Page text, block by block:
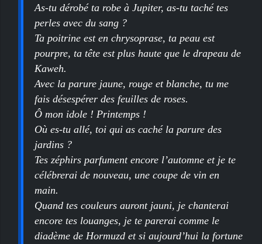
As-tu dérobé ta robe à Jupiter, as-tu taché tes
perles avec du sang ?
Ta poitrine est en chrysoprase, ta peau est
pourpre, ta tête est plus haute que le drapeau de
Kaweh.
Avec la parure jaune, rouge et blanche, tu me
fais désespérer des feuilles de roses.
Ô mon idole ! Printemps !
Où es-tu allé, toi qui as caché la parure des
jardins ?
Tes zéphirs parfument encore l’automne et je te
célébrerai de nouveau, une coupe de vin en
main.
Quand tes couleurs auront jauni, je chanterai
encore tes louanges, je te parerai comme le
diadème de Hormuzd et si aujourd’hui la fortune